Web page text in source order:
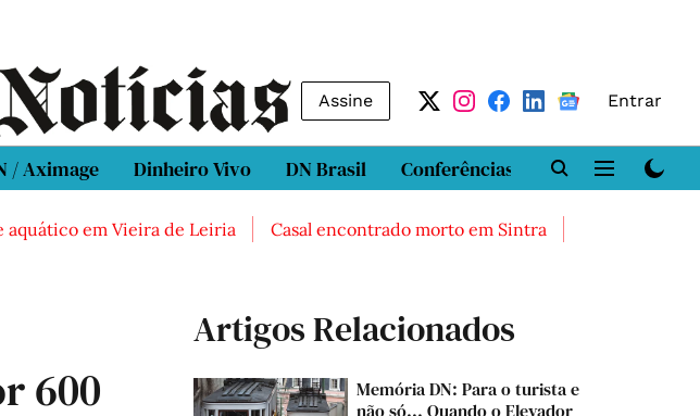
Assine Entrar
/ Aximage Dinheiro Vivo DN Brasil Conferências DN LAB
em Vieira de Leiria Casal encontrado morto em Sintra Três feridos
600
Artigos Relacionados
Memória DN: Para o turista e
não só... Quando o Elevador